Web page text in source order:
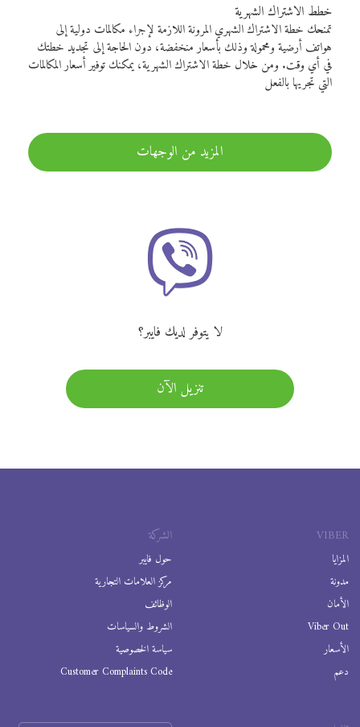
خطط الاشتراك الشهرية
تمنحك خطة الاشتراك الشهري المرونة اللازمة لإجراء مكالمات دولية إلى
هواتف أرضية ومحمولة وذلك بأسعار منخفضة، دون الحاجة إلى تجديد خطتك
في أي وقت. ومن خلال خطة الاشتراك الشهرية، يمكنك توفير أسعار المكالمات
التي تجريها بالفعل
المزيد من الوجهات
لا يتوفر لديك فايبر؟
تنزيل الآن
VIBER
المزايا
مدونة
الأمان
Viber Out
الأسعار
دعم
الشركة
حول فايبر
مركز العلامات التجارية
الوظائف
الشروط والسياسات
سياسة الخصوصية
Customer Complaints Code